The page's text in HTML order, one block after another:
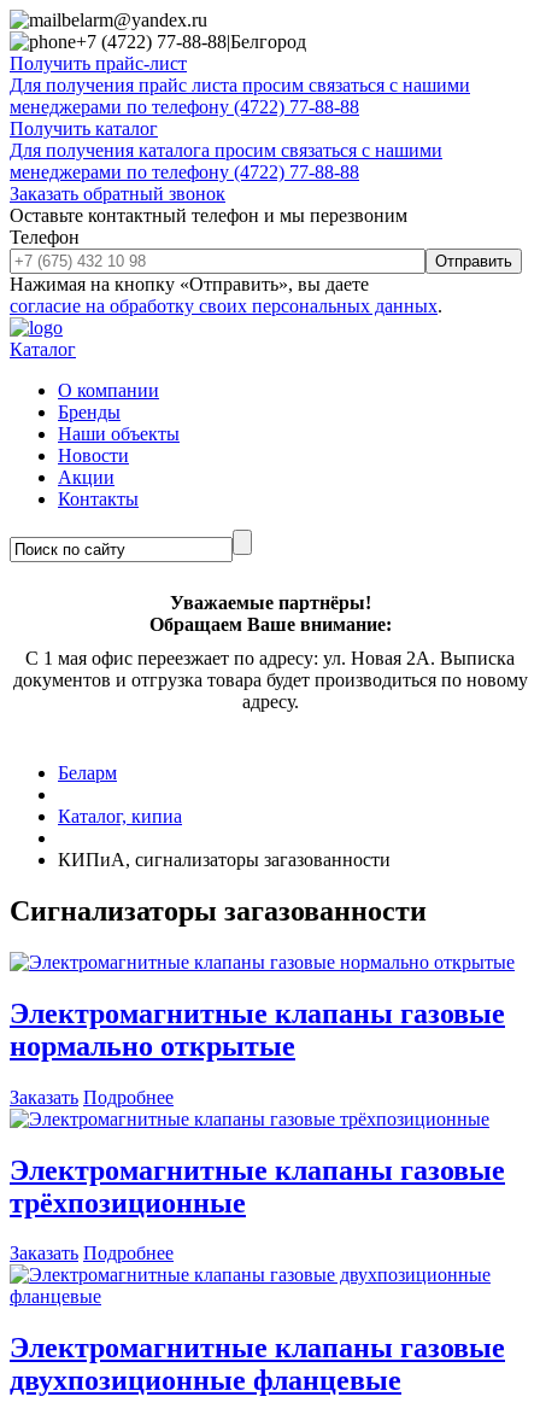
belarm@yandex.ru
+7 (4722) 77-88-88|Белгород
Получить прайс-лист
Для получения прайс листа просим связаться с нашими
менеджерами по телефону (4722) 77-88-88
Получить каталог
Для получения каталога просим связаться с нашими
менеджерами по телефону (4722) 77-88-88
Заказать обратный звонок
Оставьте контактный телефон и мы перезвоним
Телефон
Отправить
Нажимая на кнопку «Отправить», вы даете
согласие на обработку своих персональных данных.
Каталог
О компании
Бренды
Наши объекты
Новости
Акции
Контакты
Уважаемые партнёры!
Обращаем Ваше внимание:
С 1 мая офис переезжает по адресу: ул. Новая 2А. Выписка
документов и отгрузка товара будет производиться по новому
адресу.
Беларм
Каталог, кипиа
КИПиА, сигнализаторы загазованности
Сигнализаторы загазованности
Электромагнитные клапаны газовые
нормально открытые
Заказать Подробнее
Электромагнитные клапаны газовые
трёхпозиционные
Заказать Подробнее
Электромагнитные клапаны газовые
двухпозиционные фланцевые